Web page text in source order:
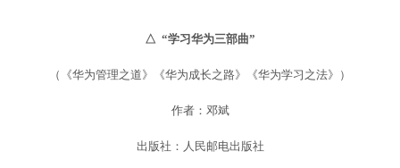
△ “学习华为三部曲”
（《华为管理之道》《华为成长之路》《华为学习之法》）
作者：邓斌
出版社：人民邮电出版社